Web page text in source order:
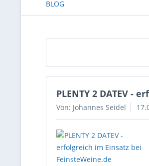
BLOG
PLENTY 2 DATEV -
Von: Johannes Seidel